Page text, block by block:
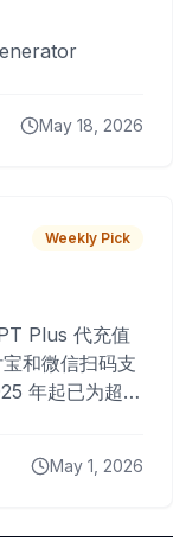
May 18, 2026
Weekly Pick
Plus 代充值
和微信扫码支
年起已为超过
May 1, 2026